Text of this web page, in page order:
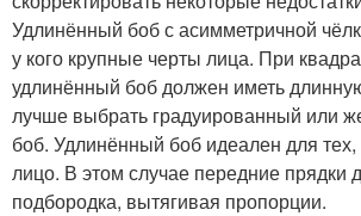
Удлинённый боб с асимметричной
у кого крупные черты лица. При
удлинённый боб должен иметь
лучше выбрать градуированный или
боб. Удлинённый боб идеален для тех,
лицо. В этом случае передние прядки
подбородка, вытягивая пропорции.